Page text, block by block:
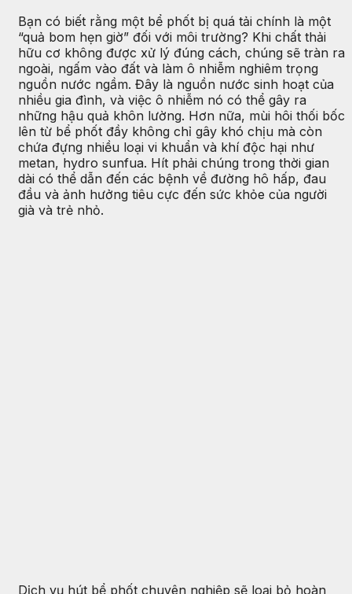
Bạn có biết rằng một bể phốt bị quá tải chính là một
“quả bom hẹn giờ” đối với môi trường? Khi chất thải
hữu cơ không được xử lý đúng cách, chúng sẽ tràn ra
ngoài, ngấm vào đất và làm ô nhiễm nghiêm trọng
nguồn nước ngầm. Đây là nguồn nước sinh hoạt của
nhiều gia đình, và việc ô nhiễm nó có thể gây ra
những hậu quả khôn lường. Hơn nữa, mùi hôi thối bốc
lên từ bể phốt đầy không chỉ gây khó chịu mà còn
chứa đựng nhiều loại vi khuẩn và khí độc hại như
metan, hydro sunfua. Hít phải chúng trong thời gian
dài có thể dẫn đến các bệnh về đường hô hấp, đau
đầu và ảnh hưởng tiêu cực đến sức khỏe của người
già và trẻ nhỏ.
Dịch vụ hút bể phốt chuyên nghiệp sẽ loại bỏ hoàn